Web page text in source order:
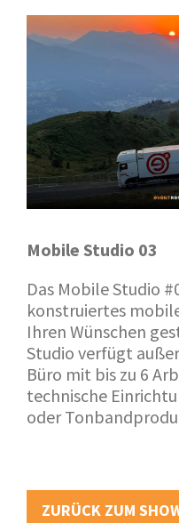
Mobile Studio 03
Das Mobile Studio
konstruiertes
Ihren Wünschen
Studio verfügt
Büro mit bis zu 6
technische
oder
ZURÜCK ZUM